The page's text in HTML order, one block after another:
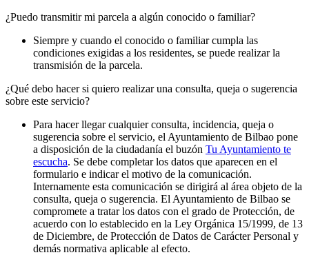
¿Puedo transmitir mi parcela a algún conocido o familiar?
Siempre y cuando el conocido o familiar cumpla las
condiciones exigidas a los residentes, se puede realizar la
transmisión de la parcela.
¿Qué debo hacer si quiero realizar una consulta, queja o sugerencia
sobre este servicio?
Para hacer llegar cualquier consulta, incidencia, queja o
sugerencia sobre el servicio, el Ayuntamiento de Bilbao pone
a disposición de la ciudadanía el buzón Tu Ayuntamiento te
escucha. Se debe completar los datos que aparecen en el
formulario e indicar el motivo de la comunicación.
Internamente esta comunicación se dirigirá al área objeto de la
consulta, queja o sugerencia. El Ayuntamiento de Bilbao se
compromete a tratar los datos con el grado de Protección, de
acuerdo con lo establecido en la Ley Orgánica 15/1999, de 13
de Diciembre, de Protección de Datos de Carácter Personal y
demás normativa aplicable al efecto.